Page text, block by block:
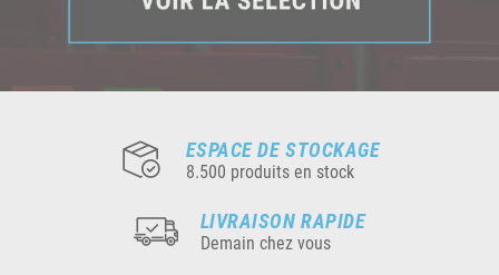
ESPACE DE STOCKAGE
8.500 produits en stock
LIVRAISON RAPIDE
Demain chez vous